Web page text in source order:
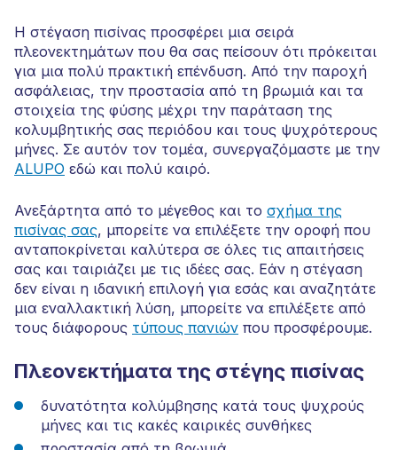
Η στέγαση πισίνας προσφέρει μια σειρά
πλεονεκτημάτων που θα σας πείσουν ότι πρόκειται
για μια πολύ πρακτική επένδυση. Από την παροχή
ασφάλειας, την προστασία από τη βρωμιά και τα
στοιχεία της φύσης μέχρι την παράταση της
κολυμβητικής σας περιόδου και τους ψυχρότερους
μήνες. Σε αυτόν τον τομέα, συνεργαζόμαστε με την
ALUPO εδώ και πολύ καιρό.
Ανεξάρτητα από το μέγεθος και το σχήμα της
πισίνας σας, μπορείτε να επιλέξετε την οροφή που
ανταποκρίνεται καλύτερα σε όλες τις απαιτήσεις
σας και ταιριάζει με τις ιδέες σας. Εάν η στέγαση
δεν είναι η ιδανική επιλογή για εσάς και αναζητάτε
μια εναλλακτική λύση, μπορείτε να επιλέξετε από
τους διάφορους τύπους πανιών που προσφέρουμε.
Πλεονεκτήματα της στέγης πισίνας
δυνατότητα κολύμβησης κατά τους ψυχρούς
μήνες και τις κακές καιρικές συνθήκες